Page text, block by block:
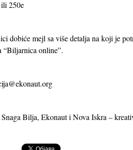
250e
dobiće mejl sa više detalja na koji je
“Biljarnica online”.
Bilja, Ekonaut i Nova Iskra –